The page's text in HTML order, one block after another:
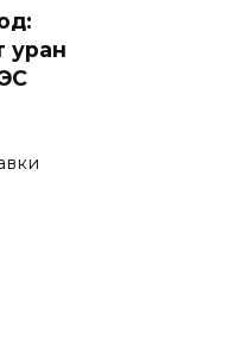
уран